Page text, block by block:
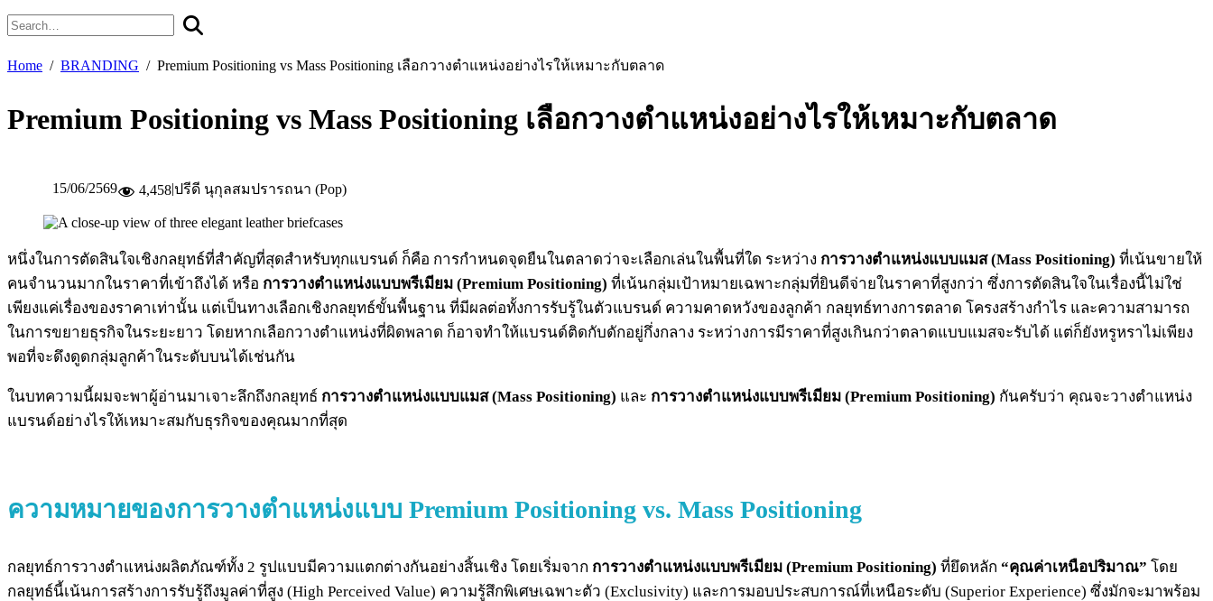
Home BRANDING Premium Positioning vs Mass Positioning เลือกวางตำแหน่งอย่างไรให้เหมาะกับตลาด
Premium Positioning vs Mass Positioning เลือกวางตำแหน่งอย่างไรให้เหมาะกับตลาด
15/06/2569 4,458|ปรีดี นุกุลสมปรารถนา (Pop)
หนึ่งในการตัดสินใจเชิงกลยุทธ์ที่สำคัญที่สุดสำหรับทุกแบรนด์ ก็คือ การกำหนดจุดยืนในตลาดว่าจะเลือกเล่นในพื้นที่ใด ระหว่าง การวางตำแหน่งแบบแมส (Mass Positioning) ที่เน้นขายให้
คนจำนวนมากในราคาที่เข้าถึงได้ หรือ การวางตำแหน่งแบบพรีเมียม (Premium Positioning) ที่เน้นกลุ่มเป้าหมายเฉพาะกลุ่มที่ยินดีจ่ายในราคาที่สูงกว่า ซึ่งการตัดสินใจในเรื่องนี้ไม่ใช่
เพียงแค่เรื่องของราคาเท่านั้น แต่เป็นทางเลือกเชิงกลยุทธ์ขั้นพื้นฐาน ที่มีผลต่อทั้งการรับรู้ในตัวแบรนด์ ความคาดหวังของลูกค้า กลยุทธ์ทางการตลาด โครงสร้างกำไร และความสามารถ
ในการขยายธุรกิจในระยะยาว โดยหากเลือกวางตำแหน่งที่ผิดพลาด ก็อาจทำให้แบรนด์ติดกับดักอยู่กึ่งกลาง ระหว่างการมีราคาที่สูงเกินกว่าตลาดแบบแมสจะรับได้ แต่ก็ยังหรูหราไม่เพียง
พอที่จะดึงดูดกลุ่มลูกค้าในระดับบนได้เช่นกัน
ในบทความนี้ผมจะพาผู้อ่านมาเจาะลึกถึงกลยุทธ์ การวางตำแหน่งแบบแมส (Mass Positioning) และ การวางตำแหน่งแบบพรีเมียม (Premium Positioning) กันครับว่า คุณจะวางตำแหน่ง
แบรนด์อย่างไรให้เหมาะสมกับธุรกิจของคุณมากที่สุด
ความหมายของการวางตำแหน่งแบบ Premium Positioning vs. Mass Positioning
กลยุทธ์การวางตำแหน่งผลิตภัณฑ์ทั้ง 2 รูปแบบมีความแตกต่างกันอย่างสิ้นเชิง โดยเริ่มจาก การวางตำแหน่งแบบพรีเมียม (Premium Positioning) ที่ยึดหลัก “คุณค่าเหนือปริมาณ” โดย
กลยุทธ์นี้เน้นการสร้างการรับรู้ถึงมูลค่าที่สูง (High Perceived Value) ความรู้สึกพิเศษเฉพาะตัว (Exclusivity) และการมอบประสบการณ์ที่เหนือระดับ (Superior Experience) ซึ่งมักจะมาพร้อม